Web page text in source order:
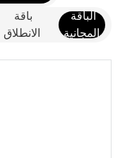
الباقة
المجانية
الانطلاق